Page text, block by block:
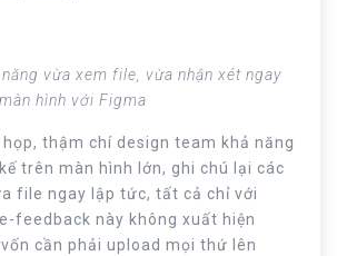
vừa xem file, vừa nhận xét ngay
hình với Figma
thậm chí design team khả năng
trên màn hình lớn, ghi chú lại các
file ngay lập tức, tất cả chỉ với
feedback này không xuất hiện
cần phải upload mọi thứ lên